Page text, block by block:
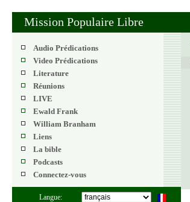
Mission Populaire Libre
Audio Prédications
Video Prédications
Literature
Réunions
LIVE
Ewald Frank
William Branham
Liens
La bible
Podcasts
Connectez-vous
Langue: